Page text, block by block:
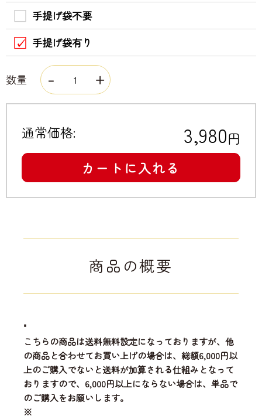
手提げ袋不要
手提げ袋有り
数量
通常価格: 3,980円
カートに入れる
商品の概要
"
こちらの商品は送料無料設定になっておりますが、他
の商品と合わせてお買い上げの場合は、総額6,000円以
上のご購入でないと送料が加算される仕組みとなって
おりますので、6,000円以上にならない場合は、単品で
のご購入をお願いします。
※